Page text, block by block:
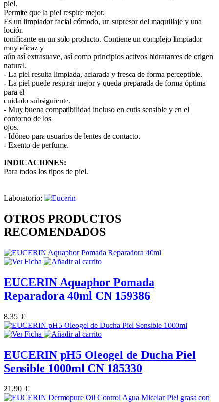
piel.
Permite que la piel respire mejor.
Es un limpiador facial cómodo, un supresor del maquillaje y una
loción
tonificante en un solo producto. Contiene un complejo limpiador
muy eficaz y
aún así extrasuave, así como principios activos hidratantes de origen
natural.
- La piel resulta limpiada, aclarada y fresca de forma perceptible.
- La piel puede respirar mejor y queda preparada de forma óptima
para el
cuidado subsiguiente.
- Muy buena compatibilidad incluso en cutis sensible y en el
contorno de los
ojos.
- Idóneo para usuarios de lentes de contacto.
- Exento de perfume.
INDICACIONES:
Para todos los tipos de piel.
Laboratorio:
OTROS PRODUCTOS
RECOMENDADOS
EUCERIN Aquaphor Pomada
Reparadora 40ml CN 159386
8.35 €
EUCERIN pH5 Oleogel de Ducha Piel
Sensible 1000ml CN 185330
21.90 €